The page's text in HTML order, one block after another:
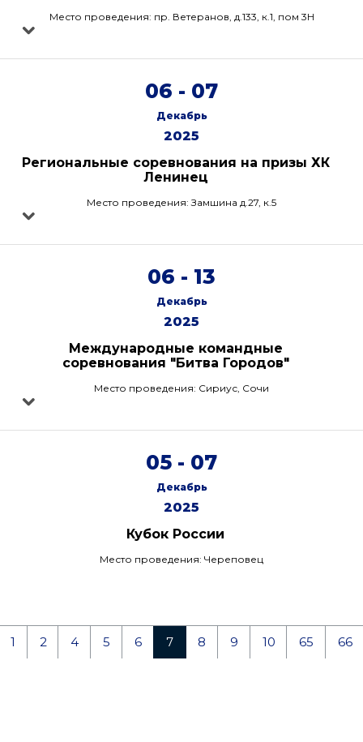
Место проведения: пр. Ветеранов, д.133, к.1, пом 3Н
06 - 07
Декабрь
2025
Региональные соревнования на призы ХК
Ленинец
Место проведения: Замшина д.27, к.5
06 - 13
Декабрь
2025
Международные командные
соревнования "Битва Городов"
Место проведения: Сириус, Сочи
05 - 07
Декабрь
2025
Кубок России
Место проведения: Череповец
1 2 4 5 6 7 8 9 10 65 66